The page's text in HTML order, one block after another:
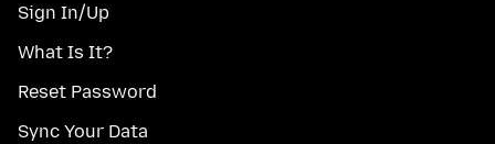
Sign In/Up
What Is It?
Reset Password
Sync Your Data